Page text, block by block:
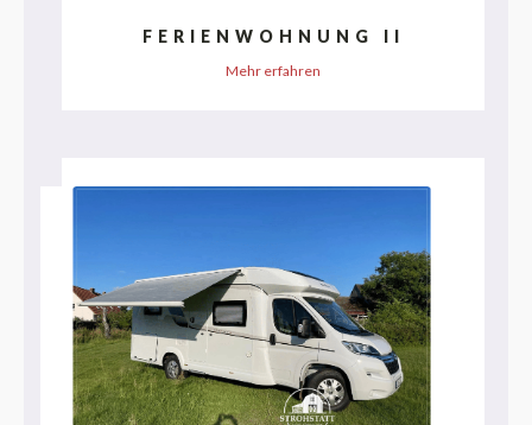
FERIENWOHNUNG II
Mehr erfahren